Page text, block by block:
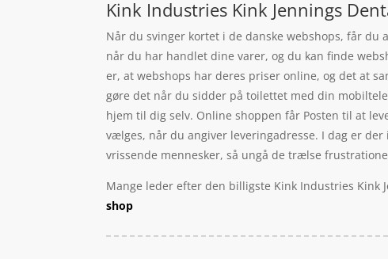
Kink Industries Kink Jennings
Når du svinger kortet i de danske webshops, får du
når du har handlet dine varer, og du kan finde
er, at webshops har deres priser online, og det at
gøre det når du sidder på toilettet med din
hjem til dig selv. Online shoppen får Posten til at
vælges, når du angiver leveringadresse. I dag er
vrissende mennesker, så ungå de trælse
Mange leder efter den billigste Kink Industries
shop